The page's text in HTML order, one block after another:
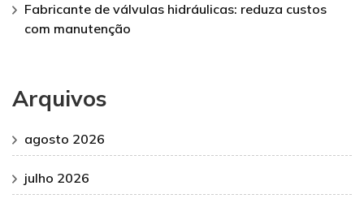
Fabricante de válvulas hidráulicas: reduza custos
com manutenção
Arquivos
agosto 2026
julho 2026